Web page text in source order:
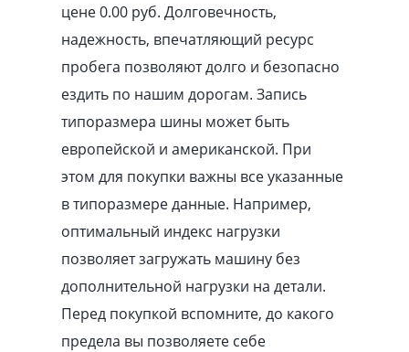
цене 0.00 pуб. Долговечность,
надежность, впечатляющий ресурс
пробега позволяют долго и безопасно
ездить по нашим дорогам. Запись
типоразмера шины может быть
европейской и американской. При
этом для покупки важны все указанные
в типоразмере данные. Например,
оптимальный индекс нагрузки
позволяет загружать машину без
дополнительной нагрузки на детали.
Перед покупкой вспомните, до какого
предела вы позволяете себе